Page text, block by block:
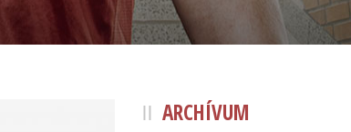
ARCHÍVUM